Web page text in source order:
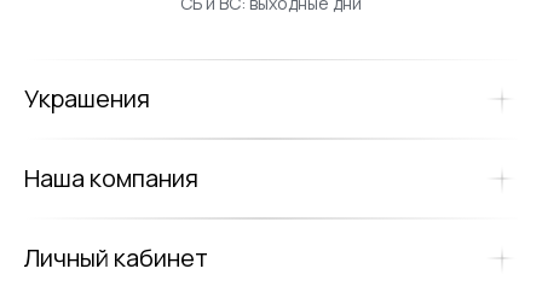
Украшения
Наша компания
Личный кабинет